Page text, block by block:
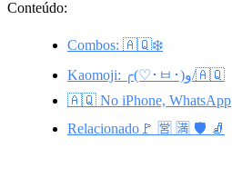
Conteúdo:
Combos: 🇦🇶❄️
Kaomoji: ╭(♡･ㅂ･)و/🇦🇶
🇦🇶 No iPhone, WhatsApp
Relacionado🚩 🈺 🈵 🛡️ 🧦